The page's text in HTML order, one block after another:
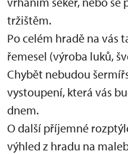
tržištěm.
Po celém hradě na vás
řemesel (výroba luků,
Chybět nebudou
vystoupení, která vás
dnem.
O další příjemné
výhled z hradu na